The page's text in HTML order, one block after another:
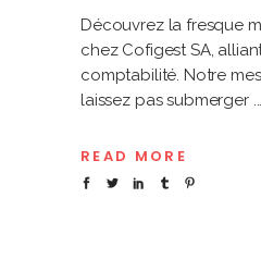
Découvrez la fresque
chez Cofigest SA,
comptabilité. Notre
laissez pas submerger
READ MORE